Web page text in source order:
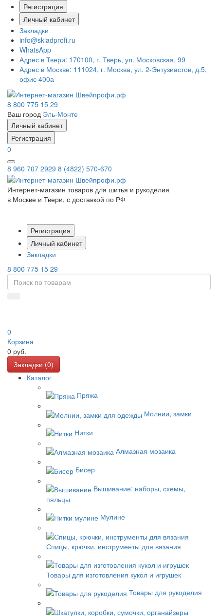
Регистрация
Личный кабинет
Закладки
info@skladprofi.ru
WhatsApp
Адрес в Твери: 170100, г. Тверь, ул. Московская, 99
Адрес в Москве: 111024, г. Москва, ул. 2-Энтузиастов, д.5,
офис 400а
8 800 775 15 29
Ваш город Эль-Монте
Личный кабинет
Регистрация
0
8 960 707 2929 8 (4822) 570-670
Интернет-магазин товаров для шитья и рукоделия
в Москве и Твери, с доставкой по РФ
Регистрация
Личный кабинет
Закладки
8 800 775 15 29
0
Корзина
0 руб.
Закладки (0)
Каталог
Пряжа
Молнии, замки
Нитки
Алмазная мозаика
Бисер
Вышивание: наборы, схемы,
пяльцы
Мулине
Спицы, крючки, инструменты для вязания
Товары для изготовления кукол и игрушек
Товары для рукоделия